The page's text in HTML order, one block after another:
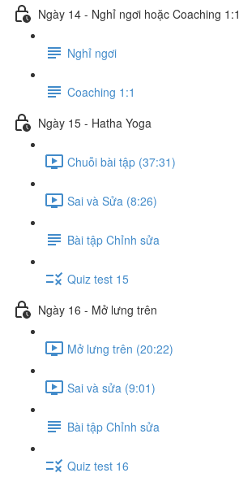
Ngày 14 - Nghỉ ngơi hoặc Coaching 1:1
Nghỉ ngơi
Coaching 1:1
Ngày 15 - Hatha Yoga
Chuỗi bài tập (37:31)
Sai và Sửa (8:26)
Bài tập Chỉnh sửa
Quiz test 15
Ngày 16 - Mở lưng trên
Mở lưng trên (20:22)
Sai và sửa (9:01)
Bài tập Chỉnh sửa
Quiz test 16